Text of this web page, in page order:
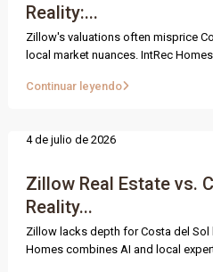
Reality:...
Zillow's valuations often misprice
local market nuances. IntRec
Continuar leyendo
Zillow Real Estate vs.
Reality...
4 de julio de 2026
Zillow lacks depth for Costa del Sol
Homes combines AI and local